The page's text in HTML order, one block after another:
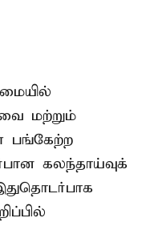
மற்றும்
பங்கேற்ற
கலந்தாய்வுக்